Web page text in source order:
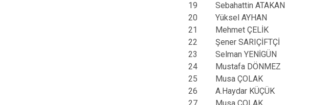
19
Sebahattin ATAKAN
20
Yüksel AYHAN
21
Mehmet ÇELİK
22
Şener SARIÇİFTÇİ
23
Selman YENİGÜN
24
Mustafa DÖNMEZ
25
Musa ÇOLAK
26
A.Haydar KÜÇÜK